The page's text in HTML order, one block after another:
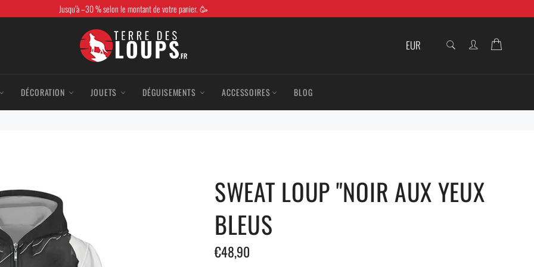
Jusqu’à –30 % selon le montant de votre panier. 🥳
Recherche
DÉCORATION JOUETS DÉGUISEMENTS ACCESSOIRES BLOG
SWEAT LOUP "NOIR AUX YEUX
BLEUS
Prix
régulier
€48,90